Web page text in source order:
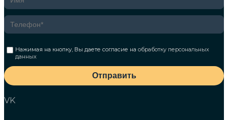
Нажимая на кнопку, Вы даете согласие наобработку персональных
данных
Отправить
VK